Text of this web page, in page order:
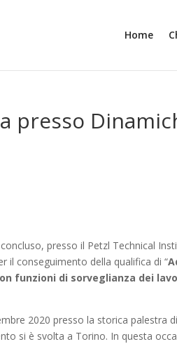
Home
presso
presso il Petzl Technical
il conseguimento della qualifica di “
funzioni di sorveglianza dei
2020 presso la storica palestra
si è svolta a Torino. In questa